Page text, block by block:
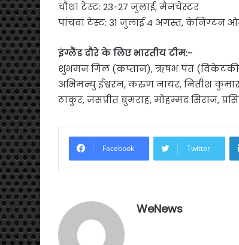
चौथा टेस्ट: 23-27 जुलाई, मैनचेस्टर
पांचवां टेस्ट: 31 जुलाई 4 अगस्त, केनिंग्टन
इंग्लैंड दौरे के लिए भारतीय टीम:-
शुभमन गिल (कप्तान), ऋषभ पंत
अभिमन्यु ईश्वरन, करुण नायर, नितीश कुमार
ठाकुर, जसप्रीत बुमराह, मोहम्मद सिराज,
Facebook Twitter
WeNews